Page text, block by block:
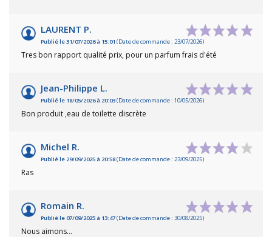
LAURENT P.
Publié le 31/07/2026 à 15:01 (Date de commande : 23/07/2026)
Tres bon rapport qualité prix, pour un parfum frais d'été
Jean-Philippe L.
Publié le 18/05/2026 à 20:03(Date de commande : 10/05/2026)
Bon produit ,eau de toilette discrète
Michel R.
Publié le 29/09/2025 à 20:58(Date de commande : 23/09/2025)
Ras
Romain R.
Publié le 07/09/2025 à 13:47(Date de commande : 30/08/2025)
Nous aimons…